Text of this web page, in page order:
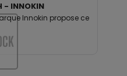
- INNOKIN
Innokin propose ce